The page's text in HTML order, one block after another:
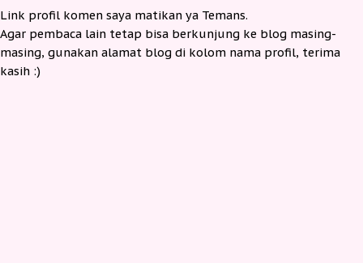
Link profil komen saya matikan ya Temans.
Agar pembaca lain tetap bisa berkunjung ke blog masing-
masing, gunakan alamat blog di kolom nama profil, terima
kasih :)